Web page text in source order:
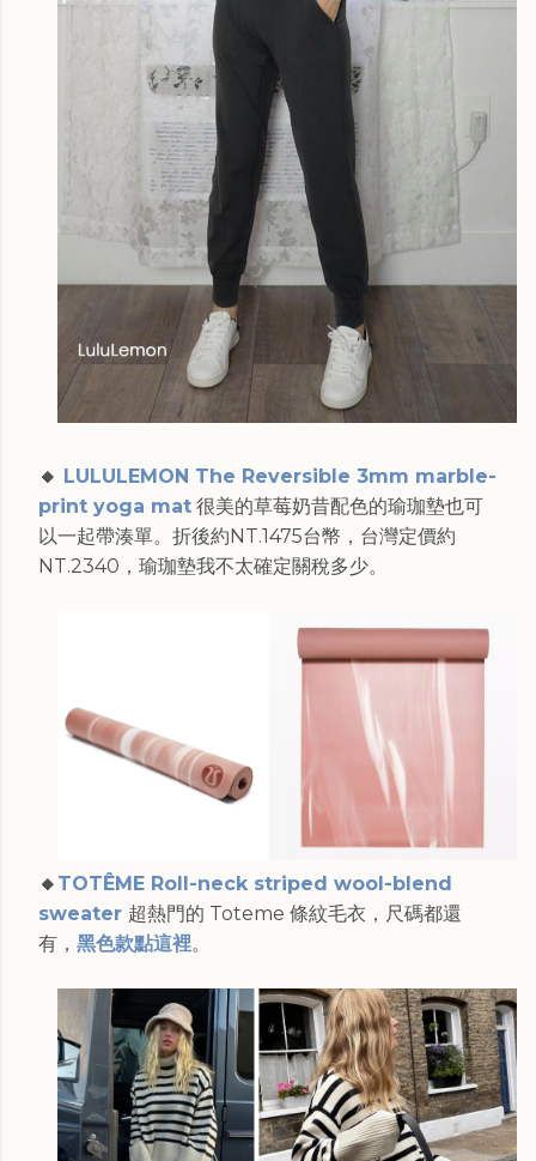
🔸 LULULEMON The Reversible 3mm marble-
print yoga mat 很美的草莓奶昔配色的瑜珈墊也可
以一起帶湊單。折後約NT.1475台幣，台灣定價約
NT.2340，瑜珈墊我不太確定關稅多少。
🔸 TOTÊME Roll-neck striped wool-blend
sweater 超熱門的 Toteme 條紋毛衣，尺碼都還
有， 黑色款點這裡。